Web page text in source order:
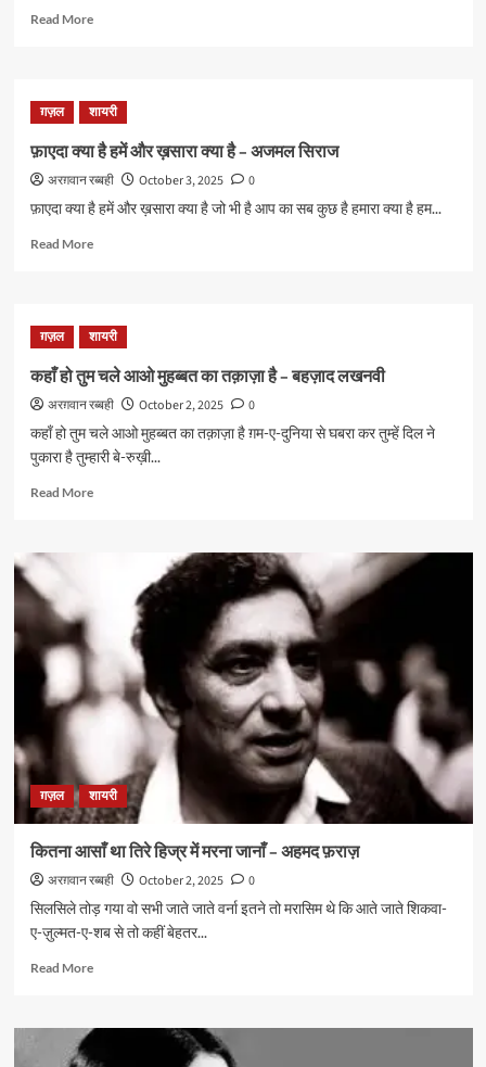
Read MoreRead
लिए
सब
छोड़
के
तेरा
न
मैं
ग़ज़ल शायरी
फ़ाएदा क्या है हमें और ख़सारा क्या है – अजमल सिराज
अरग़वान रब्बही October 3, 2025
0
फ़ाएदा क्या है हमें और ख़सारा क्या है जो भी है आप का सब कुछ है हमारा क्या है हम...
Read MoreRead
क्या
है
और
ख़सारा
क्या
–
अजमल
ग़ज़ल शायरी
कहाँ हो तुम चले आओ मुहब्बत का तक़ाज़ा है – बहज़ाद लखनवी
अरग़वान रब्बही October 2, 2025
0
कहाँ हो तुम चले आओ मुहब्बत का तक़ाज़ा है ग़म-ए-दुनिया से घबरा कर तुम्हें दिल ने
पुकारा है तुम्हारी बे-रुख़ी...
Read MoreRead
मुहब्बत
का
तक़ाज़ा
है
लखनवी
ग़ज़ल शायरी
कितना आसाँ था तिरे हिज्र में मरना जानाँ – अहमद फ़राज़
अरग़वान रब्बही October 2, 2025
0
सिलसिले तोड़ गया वो सभी जाते जाते वर्ना इतने तो मरासिम थे कि आते जाते शिकवा-
ए-ज़ुल्मत-ए-शब से तो कहीं बेहतर...
Read MoreRead
कितना